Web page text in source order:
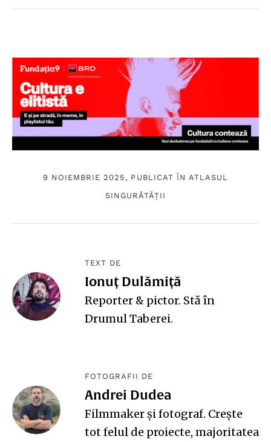
9 NOIEMBRIE 2025, PUBLICAT ÎN ATLASUL
SINGURĂTĂȚII
TEXT DE
Ionuț Dulămiță
Reporter & pictor. Stă în
Drumul Taberei.
FOTOGRAFII DE
Andrei Dudea
Filmmaker și fotograf. Creşte
tot felul de proiecte, majoritatea